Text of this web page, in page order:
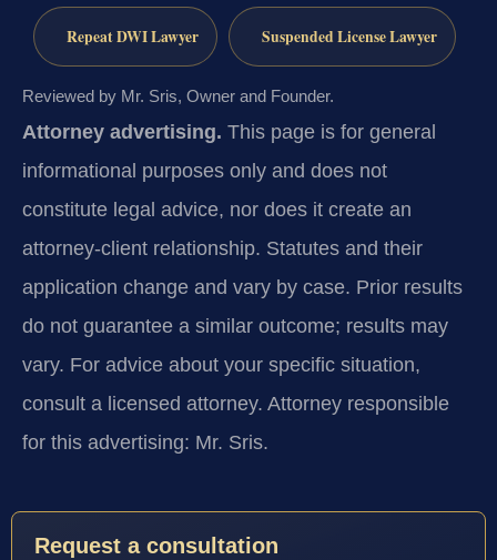
Repeat DWI Lawyer Suspended License Lawyer
Reviewed by Mr. Sris, Owner and Founder.
Attorney advertising. This page is for general
informational purposes only and does not
constitute legal advice, nor does it create an
attorney-client relationship. Statutes and their
application change and vary by case. Prior results
do not guarantee a similar outcome; results may
vary. For advice about your specific situation,
consult a licensed attorney. Attorney responsible
for this advertising: Mr. Sris.
Request a consultation